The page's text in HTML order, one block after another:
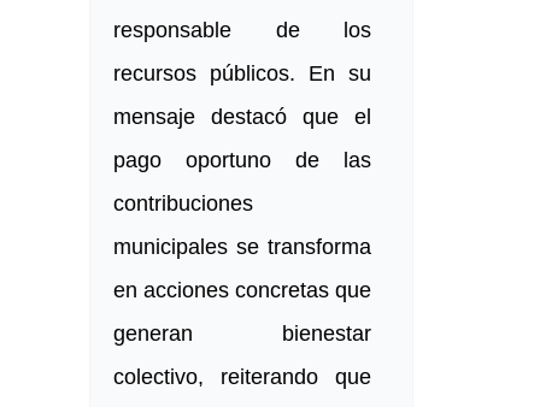
responsable de los
recursos públicos. En su
mensaje destacó que el
pago oportuno de las
contribuciones
municipales se transforma
en acciones concretas que
generan bienestar
colectivo, reiterando que